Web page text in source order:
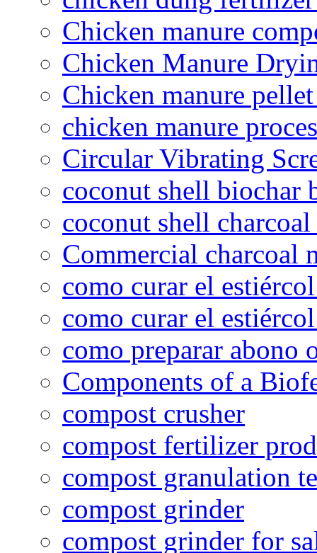
Chicken manure
Chicken Manure
Chicken manure
chicken manure
Circular Vibrating
coconut shell biochar
coconut shell
Commercial charcoal
como curar el
como curar el
como preparar abono
Components of a
compost crusher
compost fertilizer
compost granulation
compost grinder
compost grinder for